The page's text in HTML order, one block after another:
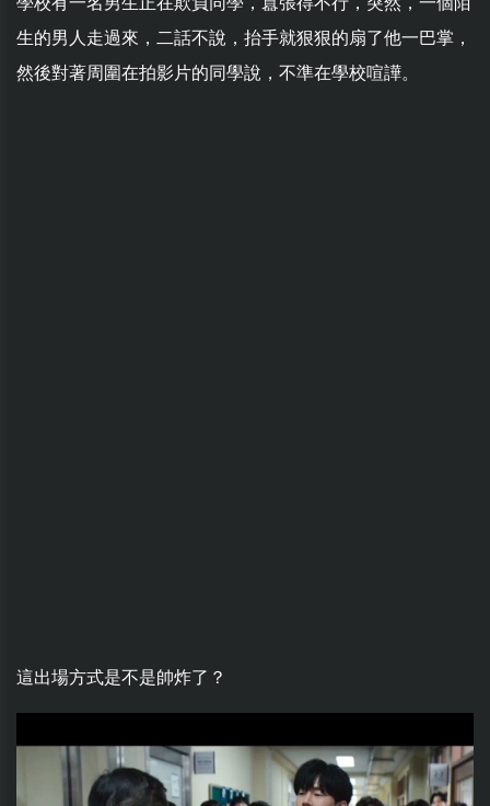
生的男人走過來，二話不說，抬手就狠狠的扇了他一巴掌，
然後對著周圍在拍影片的同學說，不準在學校喧譁。
這出場方式是不是帥炸了？